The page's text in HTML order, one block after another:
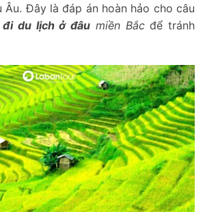
Âu. Đây là đáp án hoàn hảo cho câu
du lịch ở đâu miền Bắcđể tránh